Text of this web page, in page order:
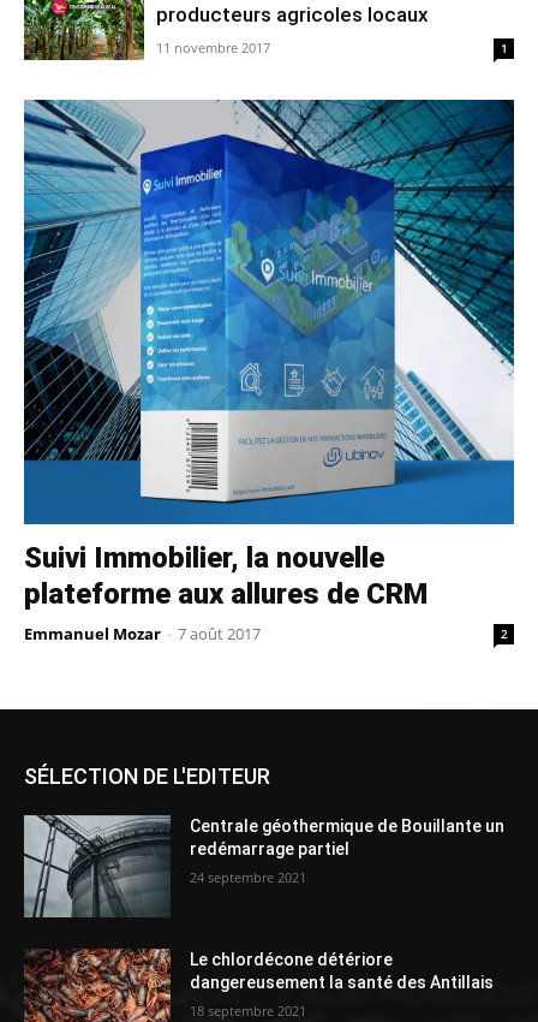
producteurs agricoles locaux
11 novembre 2017 1
Suivi Immobilier, la nouvelle
plateforme aux allures de CRM
Emmanuel Mozar - 7 août 2017 2
SÉLECTION DE L'EDITEUR
Centrale géothermique de Bouillante un
redémarrage partiel
24 septembre 2021
Le chlordécone détériore
dangereusement la santé des Antillais
18 septembre 2021